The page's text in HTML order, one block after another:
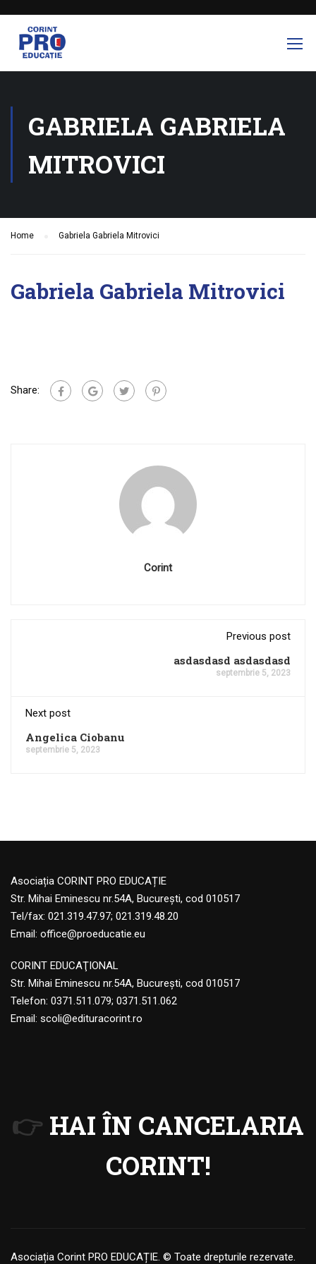
GABRIELA GABRIELA
MITROVICI
Home Gabriela Gabriela Mitrovici
Gabriela Gabriela Mitrovici
Share:
Corint
Previous post
asdasdasd asdasdasd
septembrie 5, 2023
Next post
Angelica Ciobanu
septembrie 5, 2023
Asociația CORINT PRO EDUCAȚIE
Str. Mihai Eminescu nr.54A, București, cod 010517
Tel/fax: 021.319.47.97; 021.319.48.20
Email: office@proeducatie.eu
CORINT EDUCAŢIONAL
Str. Mihai Eminescu nr.54A, Bucureşti, cod 010517
Telefon: 0371.511.079; 0371.511.062
Email: scoli@edituracorint.ro
👉 HAI ÎN CANCELARIA
CORINT!
Asociația Corint PRO EDUCAȚIE. © Toate drepturile rezervate.